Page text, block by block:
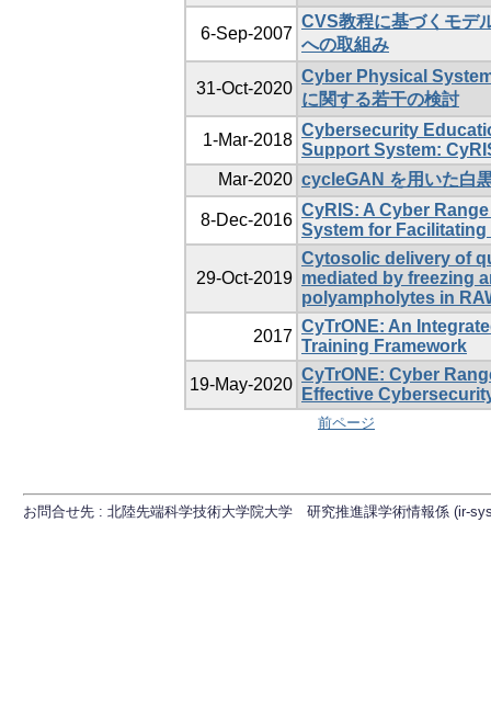
6-Sep-2007
CVS教程に基づくモデ
への取組み
31-Oct-2020
Cyber Physical
に関する若干の検討
1-Mar-2018
Cybersecurity
Support System:
Mar-2020 cycleGAN を用いた白
8-Dec-2016
CyRIS: A Cyber
System for
29-Oct-2019
Cytosolic delivery of
mediated by freezing
polyampholytes in
2017
CyTrONE: An
Training Framework
19-May-2020
CyTrONE: Cyber
Effective
前ページ
お問合せ先 : 北陸先端科学技術大学院大学 研究推進課学術情報係 (ir-